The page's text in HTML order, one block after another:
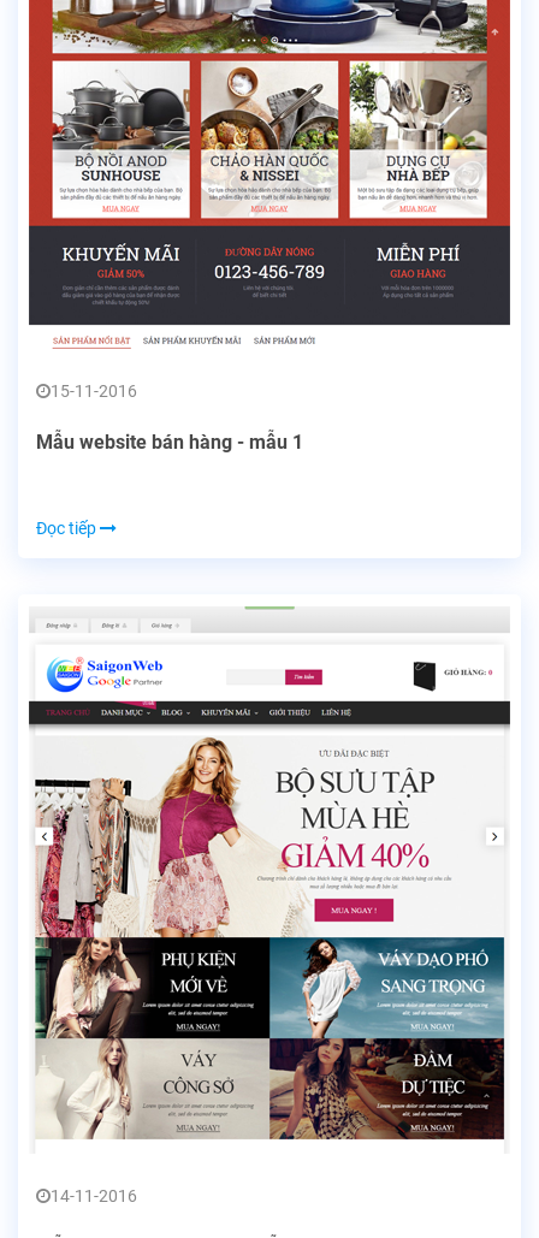
15-11-2016
Mẫu website bán hàng - mẫu 1
Đọc tiếp
14-11-2016